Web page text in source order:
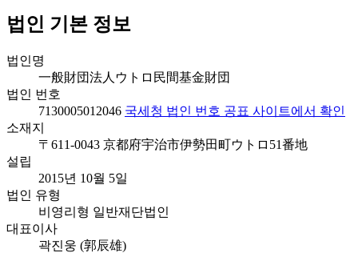
법인 기본 정보
법인명
一般財団法人ウトロ民間基金財団
법인 번호
7130005012046 국세청 법인 번호 공표 사이트에서 확인
소재지
〒611-0043 京都府宇治市伊勢田町ウトロ51番地
설립
2015년 10월 5일
법인 유형
비영리형 일반재단법인
대표이사
곽진웅 (郭辰雄)